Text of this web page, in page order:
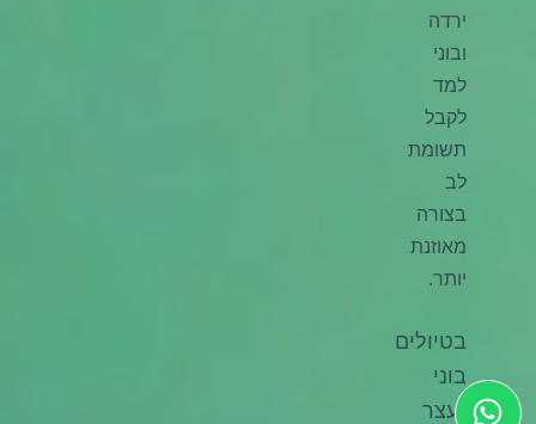
ירדה
ובוני
למד
לקבל
תשומת
לב
בצורה
מאוזנת
יותר.
בטיולים
בוני
נעצר